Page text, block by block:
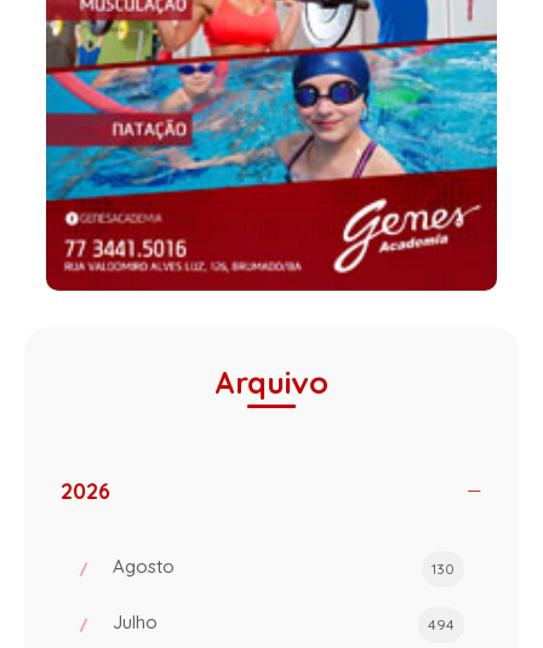
Arquivo
2026
Agosto 130
Julho 494